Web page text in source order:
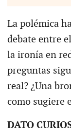
La polémica
debate entre
la ironía en
preguntas
real? ¿Una
como sugiere
DATO